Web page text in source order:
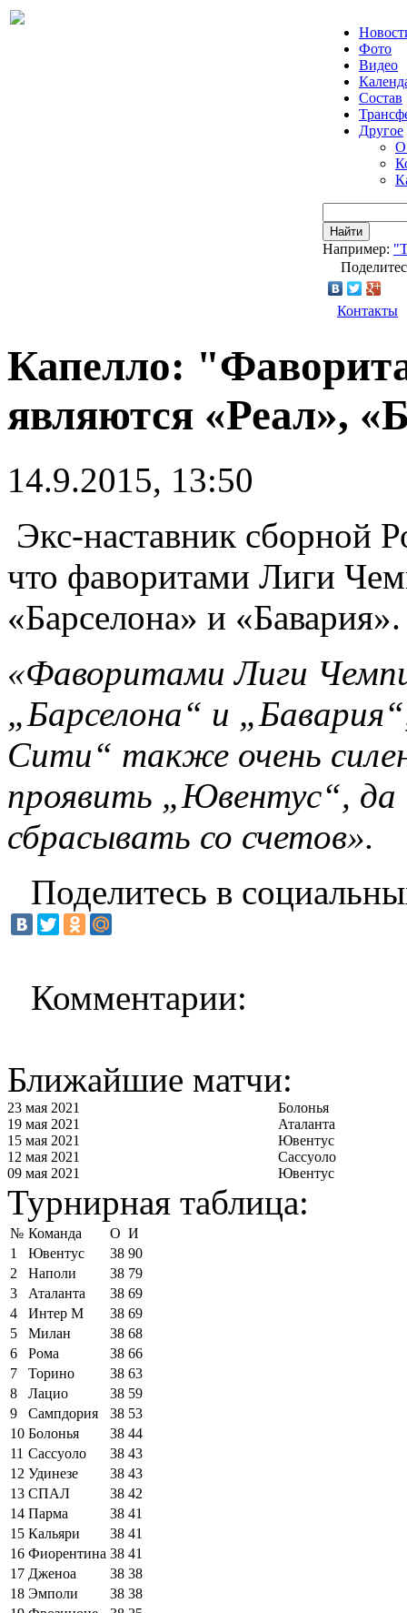
Фото
Видео
Состав
Другое
О
Найти
Например:
Контакты
Капелло:
являются «Реал»,
14.9.2015, 13:50
Экс-наставник сборной
что фаворитами Лиги
«Барселона» и «Бавария».
«Фаворитами Лиги
„Барселона“ и
Сити“ также очень
проявить „Ювентус“, да
сбрасывать со счетов».
Поделитесь в
Комментарии:
Ближайшие матчи:
23 мая 2021
Болонья
19 мая 2021
Аталанта
15 мая 2021
Ювентус
12 мая 2021
Сассуоло
09 мая 2021
Ювентус
Турнирная таблица:
№ Команда О И
1
Ювентус 38 90
2
Наполи 38 79
3
Аталанта 38 69
4
Интер М 38 69
5
Милан 38 68
6
Рома 38 66
7
Торино 38 63
8
Лацио 38 59
9
Сампдория 38 53
10 Болонья 38 44
11 Сассуоло 38 43
12 Удинезе 38 43
13 СПАЛ 38 42
14 Парма 38 41
15 Кальяри 38 41
16 Фиорентина 38 41
17 Дженоа 38 38
18 Эмполи 38 38